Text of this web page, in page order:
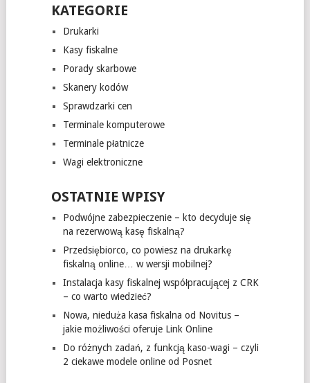
KATEGORIE
Drukarki
Kasy fiskalne
Porady skarbowe
Skanery kodów
Sprawdzarki cen
Terminale komputerowe
Terminale płatnicze
Wagi elektroniczne
OSTATNIE WPISY
Podwójne zabezpieczenie – kto decyduje się
na rezerwową kasę fiskalną?
Przedsiębiorco, co powiesz na drukarkę
fiskalną online… w wersji mobilnej?
Instalacja kasy fiskalnej współpracującej z CRK
– co warto wiedzieć?
Nowa, nieduża kasa fiskalna od Novitus –
jakie możliwości oferuje Link Online
Do różnych zadań, z funkcją kaso-wagi – czyli
2 ciekawe modele online od Posnet